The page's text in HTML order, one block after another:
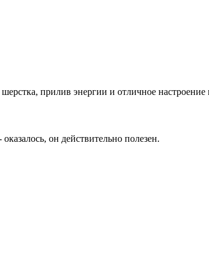
прилив энергии и отличное настроение
он действительно полезен.